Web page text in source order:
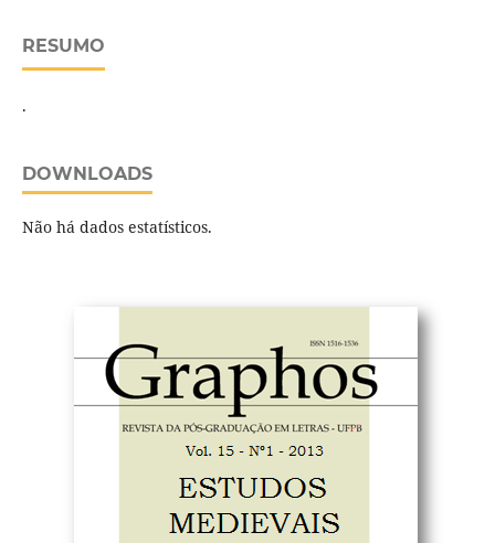
RESUMO
.
DOWNLOADS
Não há dados estatísticos.